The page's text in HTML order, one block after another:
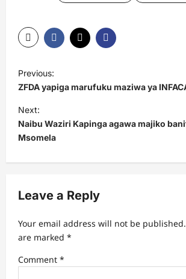
o
s
t
n
a
i
a
i
Previous:
ZFDA yapiga marufuku maziwa ya
Next:
Naibu Waziri Kapinga agawa majiko
Msomela
Leave a Reply
Your email address will not be published.
are marked *
Comment *